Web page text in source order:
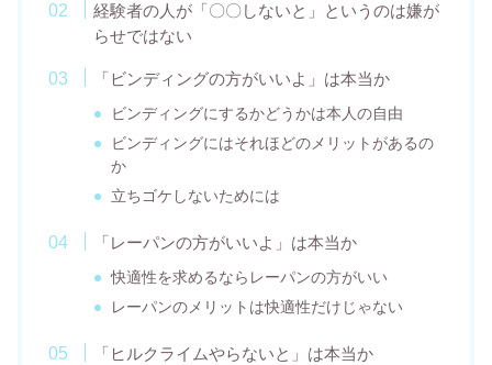
経験者の人が「〇〇しないと」というのは嫌が
らせではない
「ビンディングの方がいいよ」は本当か
ビンディングにするかどうかは本人の自由
ビンディングにはそれほどのメリットがあるの
か
立ちゴケしないためには
「レーパンの方がいいよ」は本当か
快適性を求めるならレーパンの方がいい
レーパンのメリットは快適性だけじゃない
「ヒルクライムやらないと」は本当か